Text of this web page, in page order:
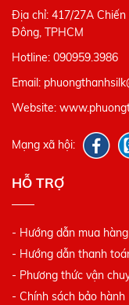
Địa chỉ: 417/27A Chiến
Đông, TPHCM
Hotline: 090959.3986
Email:
Website:
Mạng xã hội:
HỖ TRỢ
- Hướng dẫn mua hàng
- Hướng dẫn thanh
- Phương thức vận
- Chính sách bảo hành